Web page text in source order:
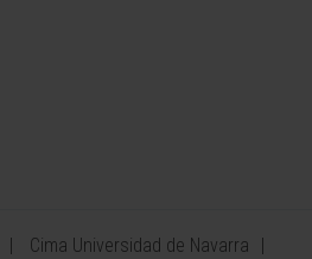
Cima Universidad de Navarra